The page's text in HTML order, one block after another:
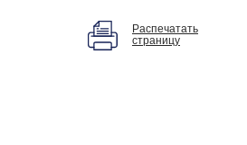
Распечатать
страницу